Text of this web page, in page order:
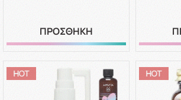
ΠΡΟΣΘΗΚΗ